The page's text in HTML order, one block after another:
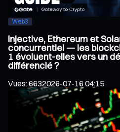
Web3
Injective, Ethereum et
concurrentiel — les
1 évoluent-elles vers un
différencié ?
Vues:6632026-07-16 04:15